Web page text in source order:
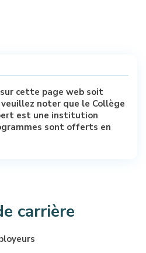
cette page web soit
noter que le Collège
est une institution
sont offerts en
carrière